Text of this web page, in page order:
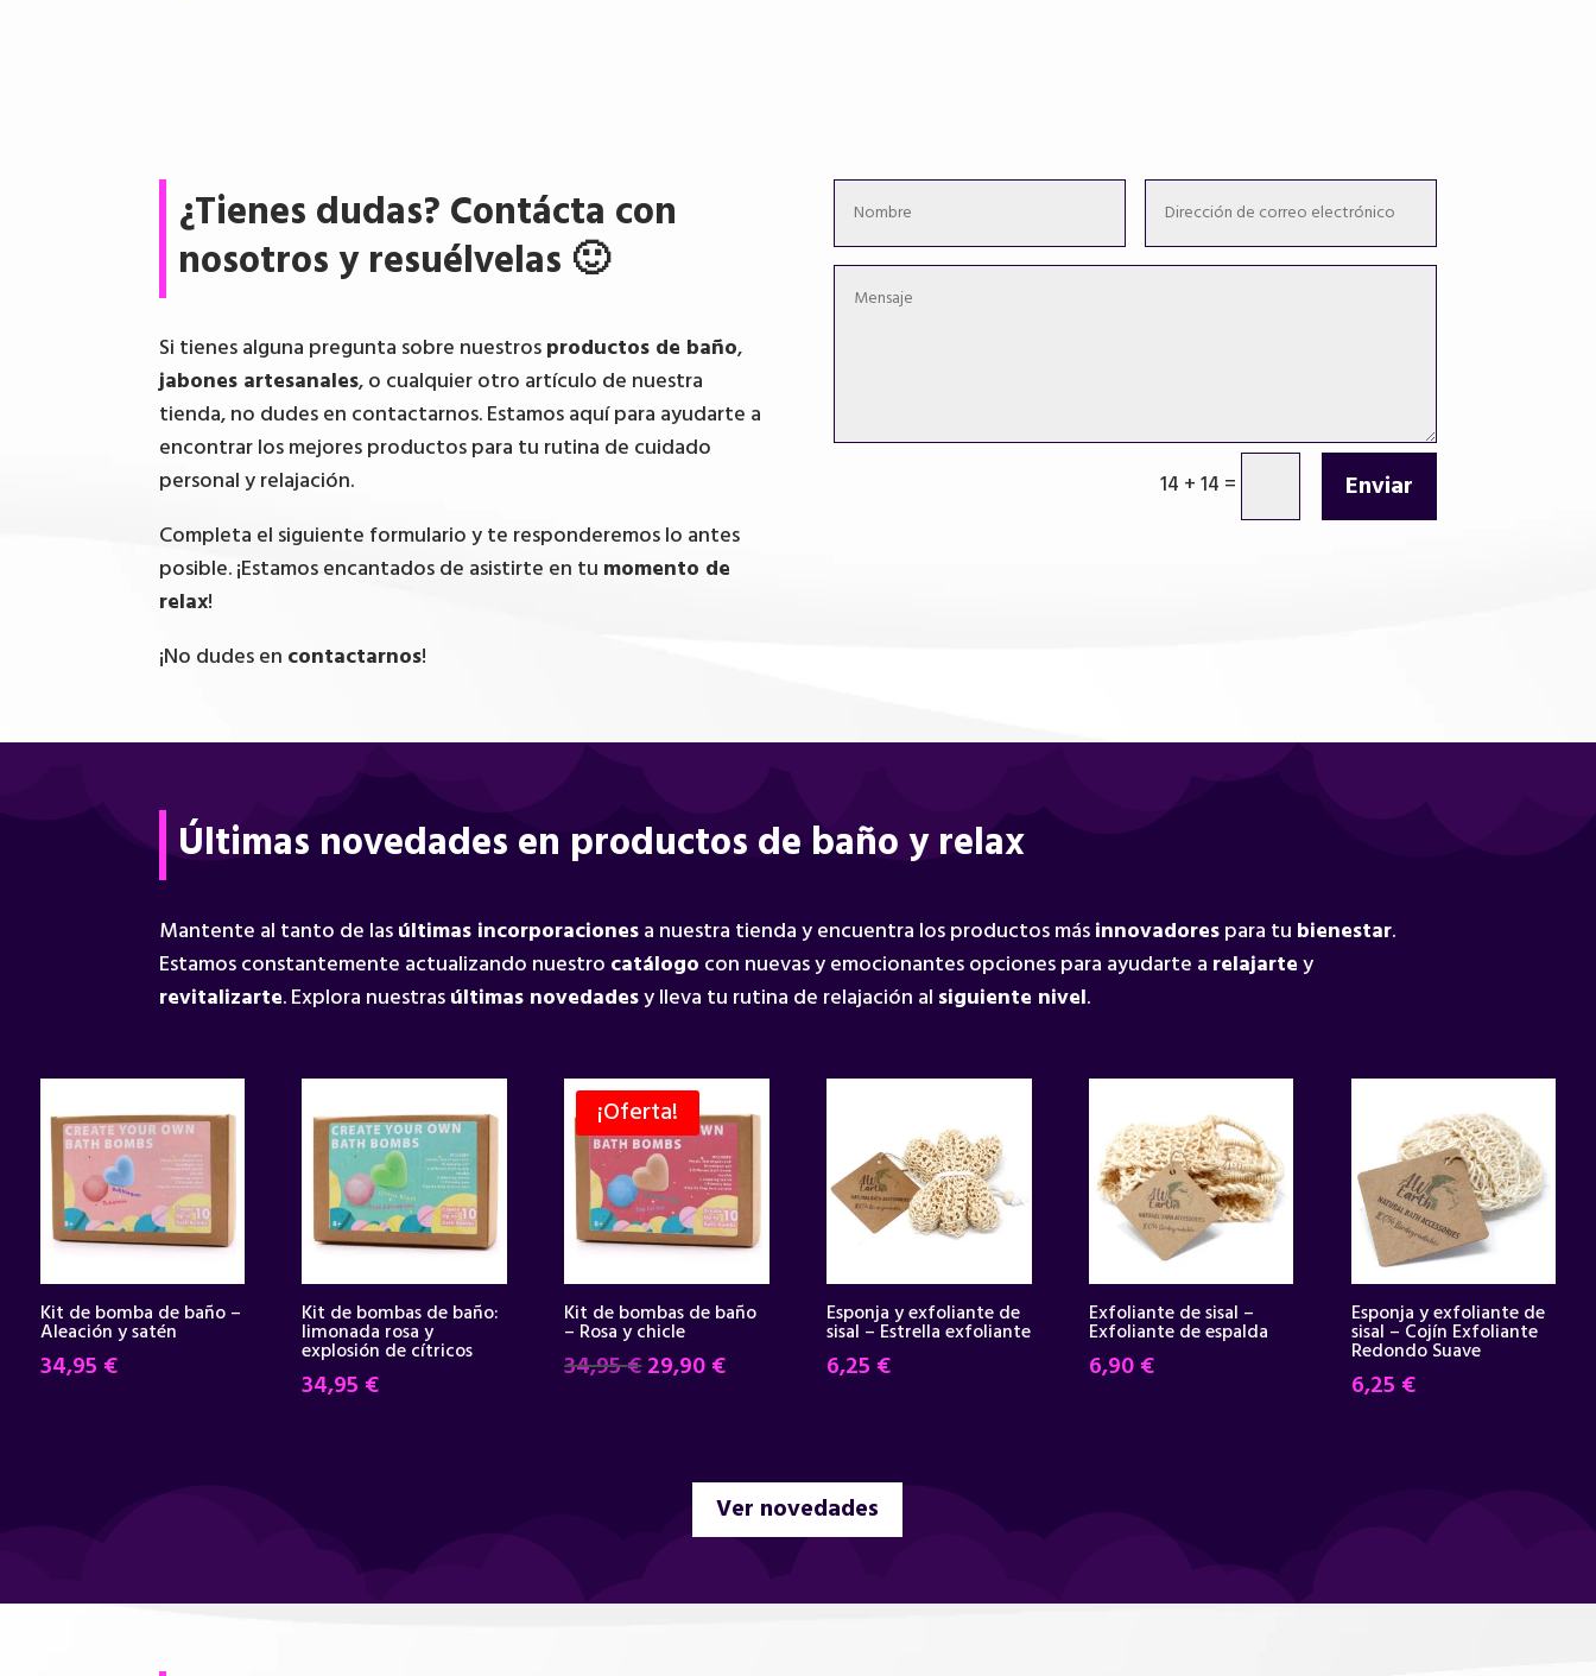
¿Tienes dudas? Contácta con
nosotros y resuélvelas 🙂
Si tienes alguna pregunta sobre nuestrosproductos de baño,
jabones artesanales, o cualquier otro artículo de nuestra
tienda, no dudes en contactarnos. Estamos aquí para ayudarte a
encontrar los mejores productos para tu rutina de cuidado
personal y relajación.
Completa el siguiente formulario y te responderemos lo antes
posible. ¡Estamos encantados de asistirte en tu momento de
relax!
¡No dudes en contactarnos!
14 + 14 = Enviar
Últimas novedades en productos de baño y relax
Mantente al tanto de lasúltimas incorporacionesa nuestra tienda y encuentra los productos másinnovadorespara tu bienestar.
Estamos constantemente actualizando nuestro catálogo con nuevas y emocionantes opciones para ayudarte a relajartey
revitalizarte. Explora nuestrasúltimas novedadesy lleva tu rutina de relajación al siguiente nivel.
Kit de bomba de baño –
Aleación y satén
34,95 €
Kit de bombas de baño:
limonada rosa y
explosión de cítricos
34,95 €
¡Oferta!
Kit de bombas de baño
– Rosa y chicle
34,95€El
34,95 €.
29,90€El
29,90 €.
Esponja y exfoliante de
sisal – Estrella exfoliante
6,25 €
Exfoliante de sisal –
Exfoliante de espalda
6,90€
Esponja y exfoliante de
sisal – Cojín Exfoliante
Redondo Suave
6,25 €
Ver novedades